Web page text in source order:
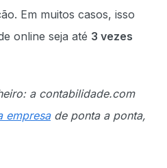
Em muitos casos, isso
online seja até 3 vezes
a contabilidade.com
empresade ponta a ponta,